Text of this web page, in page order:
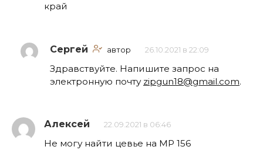
край
Сергей автор 26.10.2021 в 22:09
Здравствуйте. Напишите запрос на
электронную почту zipgun18@gmail.com.
Алексей 22.09.2021 в 06:46
Не могу найти цевье на МР 156